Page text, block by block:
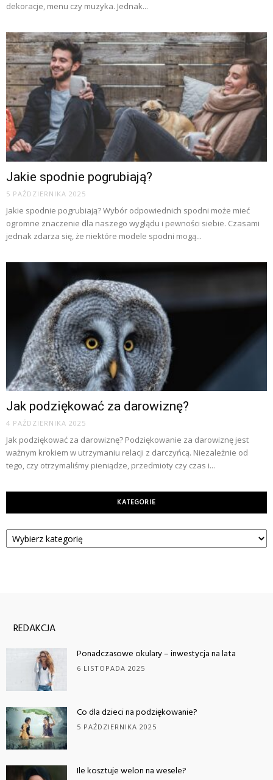
dekoracje, menu czy muzyka. Jednak...
Jakie spodnie pogrubiają?
5 PAŹDZIERNIKA 2025
Jakie spodnie pogrubiają? Wybór odpowiednich spodni może mieć
ogromne znaczenie dla naszego wyglądu i pewności siebie. Czasami
jednak zdarza się, że niektóre modele spodni mogą...
Jak podziękować za darowiznę?
4 PAŹDZIERNIKA 2025
Jak podziękować za darowiznę? Podziękowanie za darowiznę jest
ważnym krokiem w utrzymaniu relacji z darczyńcą. Niezależnie od
tego, czy otrzymaliśmy pieniądze, przedmioty czy czas i...
KATEGORIE
Kategorie
REDAKCJA
Ponadczasowe okulary – inwestycja na lata
6 LISTOPADA 2025
Co dla dzieci na podziękowanie?
5 PAŹDZIERNIKA 2025
Ile kosztuje welon na wesele?